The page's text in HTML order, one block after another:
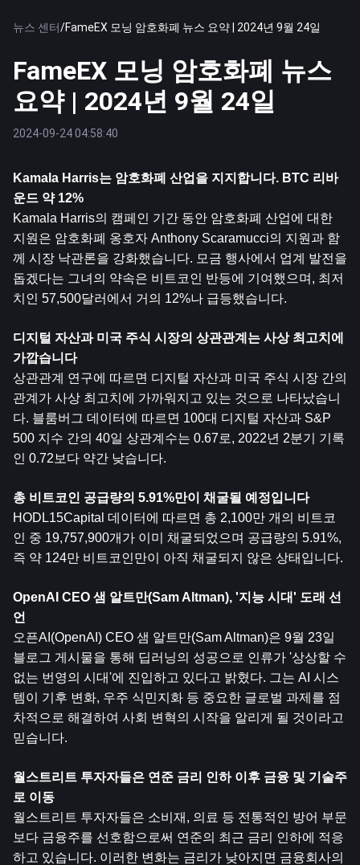
뉴스 센터/FameEX 모닝 암호화폐 뉴스 요약 | 2024년 9월 24일
FameEX 모닝 암호화폐 뉴스
요약 | 2024년 9월 24일
2024-09-24 04:58:40
Kamala Harris는 암호화폐 산업을 지지합니다. BTC 리바
운드 약 12%
Kamala Harris의 캠페인 기간 동안 암호화폐 산업에 대한
지원은 암호화폐 옹호자 Anthony Scaramucci의 지원과 함
께 시장 낙관론을 강화했습니다. 모금 행사에서 업계 발전을
돕겠다는 그녀의 약속은 비트코인 ​​반등에 기여했으며, 최저
치인 57,500달러에서 거의 12%나 급등했습니다.
디지털 자산과 미국 주식 시장의 상관관계는 사상 최고치에
가깝습니다
상관관계 연구에 따르면 디지털 자산과 미국 주식 시장 간의
관계가 사상 최고치에 가까워지고 있는 것으로 나타났습니
다. 블룸버그 데이터에 따르면 100대 디지털 자산과 S&P
500 지수 간의 40일 상관계수는 0.67로, 2022년 2분기 기록
인 0.72보다 약간 낮습니다.
총 비트코인 ​​공급량의 5.91%만이 채굴될 예정입니다
HODL15Capital 데이터에 따르면 총 2,100만 개의 비트코
인 ​​중 19,757,900개가 이미 채굴되었으며 공급량의 5.91%,
즉 약 124만 비트코인만이 아직 채굴되지 않은 상태입니다.
OpenAI CEO 샘 알트만(Sam Altman), '지능 시대' 도래 선
언
오픈AI(OpenAI) CEO 샘 알트만(Sam Altman)은 9월 23일
블로그 게시물을 통해 딥러닝의 성공으로 인류가 '상상할 수
없는 번영의 시대'에 진입하고 있다고 밝혔다. 그는 AI 시스
템이 기후 변화, 우주 식민지화 등 중요한 글로벌 과제를 점
차적으로 해결하여 사회 변혁의 시작을 알리게 될 것이라고
믿습니다.
월스트리트 투자자들은 연준 금리 인하 이후 금융 및 기술주
로 이동
월스트리트 투자자들은 소비재, 의료 등 전통적인 방어 부문
보다 금융주를 선호함으로써 연준의 최근 금리 인하에 적응
하고 있습니다. 이러한 변화는 금리가 낮아지면 금융회사의